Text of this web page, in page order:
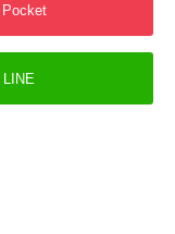
Pocket
LINE